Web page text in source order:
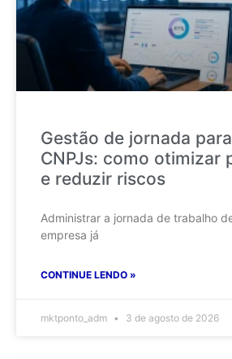
Gestão de jornada
CNPJs: como otimizar
e reduzir riscos
Administrar a jornada de trabalho
empresa já
CONTINUE LENDO »
mktponto_adm 3 de agosto de 2026